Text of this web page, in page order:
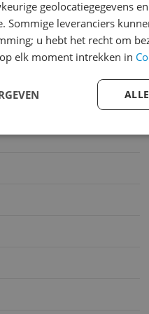
geolocatiegegevens
Sommige leveranciers
u hebt het recht om
elk moment intrekken in